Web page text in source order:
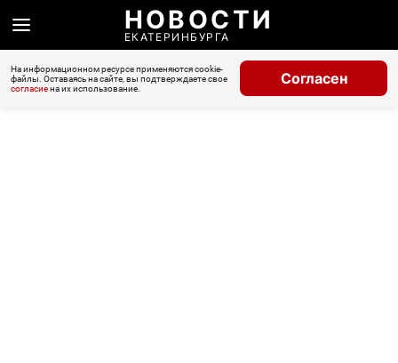
НОВОСТИ
ЕКАТЕРИНБУРГА
На информационном ресурсе применяются cookie-
файлы. Оставаясь на сайте, вы подтверждаете свое
согласиена их использование.
Согласен